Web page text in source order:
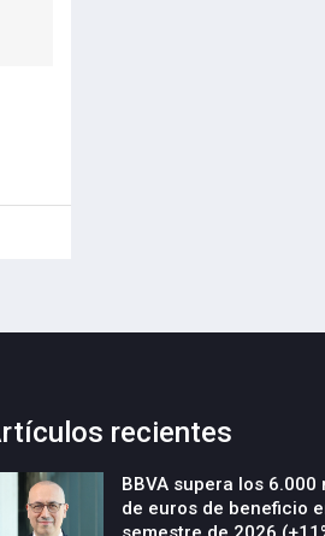
recientes
BBVA supera los 6.000
de euros de beneficio